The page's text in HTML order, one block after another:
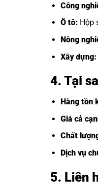
Công
Ô tô: Hộp
Nông
Xây dựng:
4. Tại
Hàng tồn
Giá cả
Chất
Dịch vụ
5. Liên